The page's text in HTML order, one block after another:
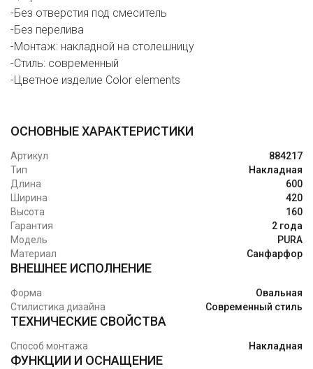
-Без отверстия под смеситель
-Без перелива
-Монтаж: накладной на столешницу
-Стиль: современный
-Цветное изделие Color elements
ОСНОВНЫЕ ХАРАКТЕРИСТИКИ
Артикул
884217
Тип
Накладная
Длина
600
Ширина
420
Высота
160
Гарантия
2 года
Модель
PURA
Материал
Санфарфор
ВНЕШНЕЕ ИСПОЛНЕНИЕ
Форма
Овальная
Стилистика дизайна
Современный стиль
ТЕХНИЧЕСКИЕ СВОЙСТВА
Способ монтажа Накладная
ФУНКЦИИ И ОСНАЩЕНИЕ